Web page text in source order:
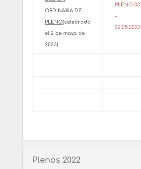
ORDINARIA DE
PLENO(celebrada
el 2 de mayo de
2023)
PLENO 03
–
02.05.2023
Plenos 2022